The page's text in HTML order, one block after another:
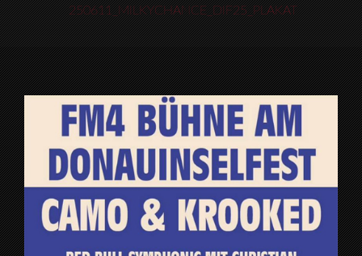
250611_MILKYCHANCE_DIF25_PLAKAT